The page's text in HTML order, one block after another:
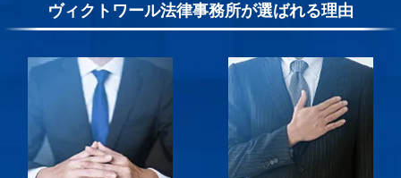
ヴィクトワール法律事務所が選ばれる理由